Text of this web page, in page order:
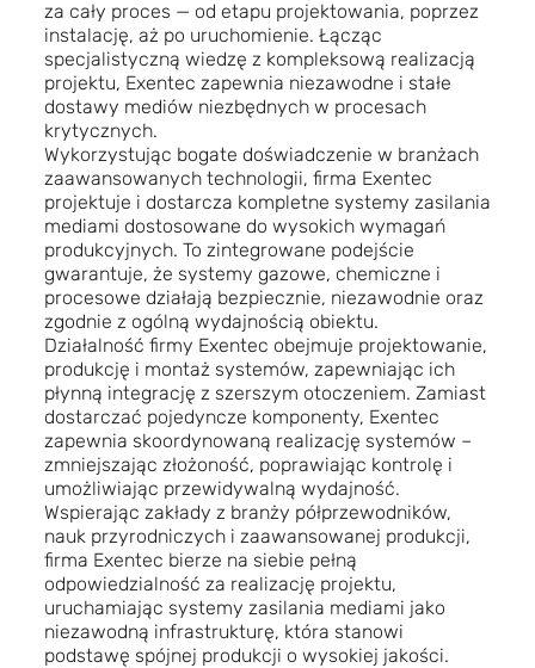
za cały proces — od etapu projektowania, poprzez
instalację, aż po uruchomienie. Łącząc
specjalistyczną wiedzę z kompleksową realizacją
projektu, Exentec zapewnia niezawodne i stałe
dostawy mediów niezbędnych w procesach
krytycznych.
Wykorzystując bogate doświadczenie w branżach
zaawansowanych technologii, firma Exentec
projektuje i dostarcza kompletne systemy zasilania
mediami dostosowane do wysokich wymagań
produkcyjnych. To zintegrowane podejście
gwarantuje, że systemy gazowe, chemiczne i
procesowe działają bezpiecznie, niezawodnie oraz
zgodnie z ogólną wydajnością obiektu.
Działalność firmy Exentec obejmuje projektowanie,
produkcję i montaż systemów, zapewniając ich
płynną integrację z szerszym otoczeniem. Zamiast
dostarczać pojedyncze komponenty, Exentec
zapewnia skoordynowaną realizację systemów –
zmniejszając złożoność, poprawiając kontrolę i
umożliwiając przewidywalną wydajność.
Wspierając zakłady z branży półprzewodników,
nauk przyrodniczych i zaawansowanej produkcji,
firma Exentec bierze na siebie pełną
odpowiedzialność za realizację projektu,
uruchamiając systemy zasilania mediami jako
niezawodną infrastrukturę, która stanowi
podstawę spójnej produkcji o wysokiej jakości.